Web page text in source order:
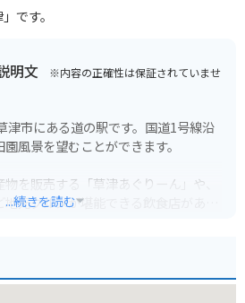
です。
明文 ※内容の正確性は保証されていませ
津市にある道の駅です。国道1号線沿
風景を望むことができます。
を販売する「草津あぐりーん」や、
地元グルメが堪能できる飲食店があり
入口付近にあり、広々として停めやす
琵琶湖周辺のツーリングの拠点として
...続きを読む